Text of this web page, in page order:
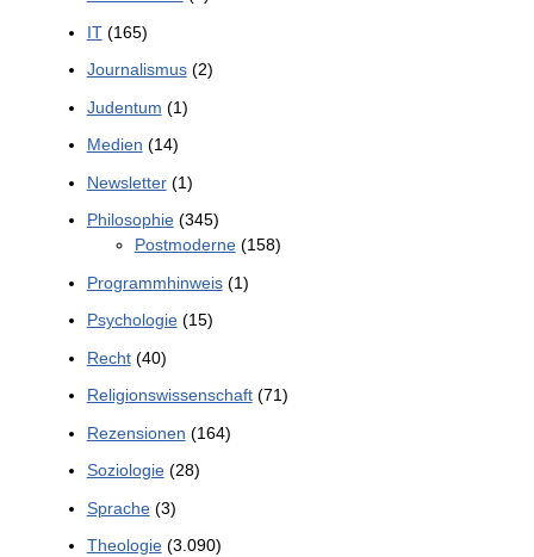
IT(165)
Journalismus(2)
Judentum (1)
Medien (14)
Newsletter(1)
Philosophie(345)
Postmoderne(158)
Programmhinweis(1)
Psychologie(15)
Recht(40)
Religionswissenschaft(71)
Rezensionen (164)
Soziologie(28)
Sprache(3)
Theologie(3.090)